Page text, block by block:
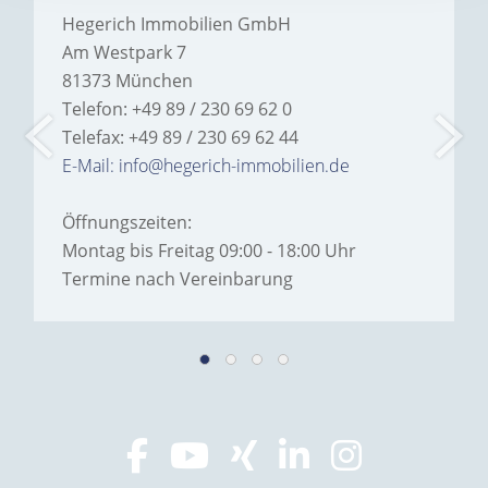
Hegerich Immobilien GmbH
Am Westpark 7
81373 München
Telefon: +49 89 / 230 69 62 0
Telefax: +49 89 / 230 69 62 44
E-Mail: info@hegerich-immobilien.de
Öffnungszeiten:
Montag bis Freitag 09:00 - 18:00 Uhr
Termine nach Vereinbarung